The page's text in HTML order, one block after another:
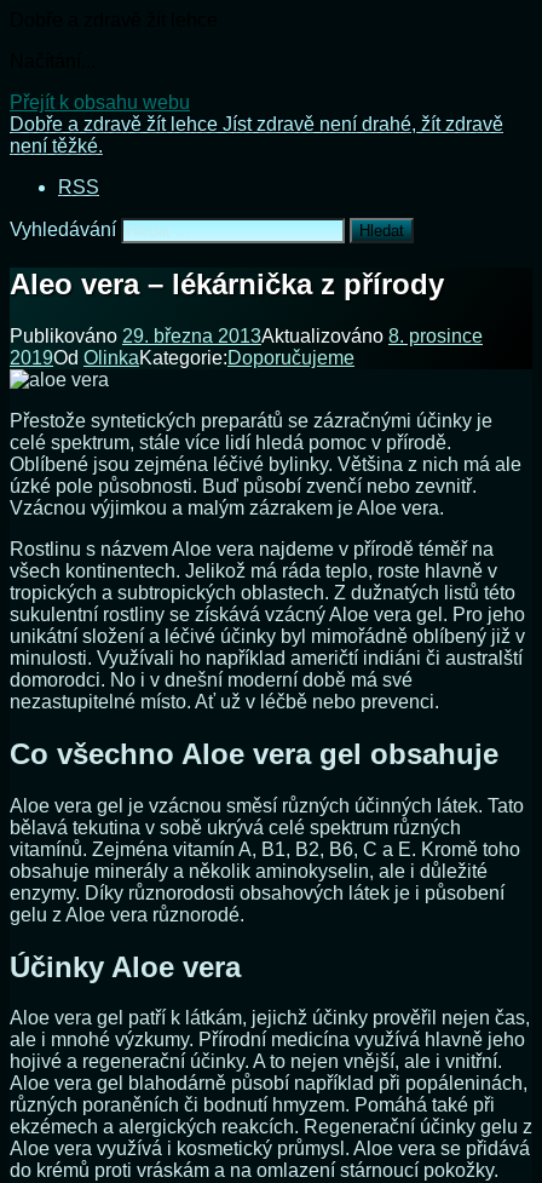
Přejít k obsahu webu
Dobře a zdravě žít lehce Jíst zdravě není drahé, žít zdravě
není těžké.
RSS
Vyhledávání
Aleo vera – lékárnička z přírody
Publikováno 29. března 2013Aktualizováno 8. prosince
2019Od OlinkaKategorie:Doporučujeme
Přestože syntetických preparátů se zázračnými účinky je
celé spektrum, stále více lidí hledá pomoc v přírodě.
Oblíbené jsou zejména léčivé bylinky. Většina z nich má ale
úzké pole působnosti. Buď působí zvenčí nebo zevnitř.
Vzácnou výjimkou a malým zázrakem je Aloe vera.
Rostlinu s názvem Aloe vera najdeme v přírodě téměř na
všech kontinentech. Jelikož má ráda teplo, roste hlavně v
tropických a subtropických oblastech. Z dužnatých listů této
sukulentní rostliny se získává vzácný Aloe vera gel. Pro jeho
unikátní složení a léčivé účinky byl mimořádně oblíbený již v
minulosti. Využívali ho například američtí indiáni či australští
domorodci. No i v dnešní moderní době má své
nezastupitelné místo. Ať už v léčbě nebo prevenci.
Co všechno Aloe vera gel obsahuje
Aloe vera gel je vzácnou směsí různých účinných látek. Tato
bělavá tekutina v sobě ukrývá celé spektrum různých
vitamínů. Zejména vitamín A, B1, B2, B6, C a E. Kromě toho
obsahuje minerály a několik aminokyselin, ale i důležité
enzymy. Díky různorodosti obsahových látek je i působení
gelu z Aloe vera různorodé.
Účinky Aloe vera
Aloe vera gel patří k látkám, jejichž účinky prověřil nejen čas,
ale i mnohé výzkumy. Přírodní medicína využívá hlavně jeho
hojivé a regenerační účinky. A to nejen vnější, ale i vnitřní.
Aloe vera gel blahodárně působí například při popáleninách,
různých poraněních či bodnutí hmyzem. Pomáhá také při
ekzémech a alergických reakcích. Regenerační účinky gelu z
Aloe vera využívá i kosmetický průmysl. Aloe vera se přidává
do krémů proti vráskám a na omlazení stárnoucí pokožky.